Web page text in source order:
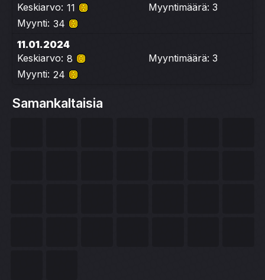
Keskiarvo: 11
Myyntimäärä: 3
Myynti: 34
11.01.2024
Keskiarvo: 8
Myyntimäärä: 3
Myynti: 24
Samankaltaisia